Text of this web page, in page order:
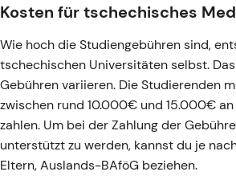
Kosten für tschechisches
Wie hoch die Studiengebühren sind,
tschechischen Universitäten selbst.
Gebühren variieren. Die Studierenden
zwischen rund 10.000€ und 15.000€
zahlen. Um bei der Zahlung der
unterstützt zu werden, kannst du je
Eltern, Auslands-BAföG beziehen.